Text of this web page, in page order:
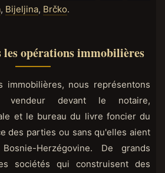
, Bijeljina, Brčko.
les opérations immobilières
immobilières, nous représentons
devant le notaire,
et le bureau du livre foncier du
des parties ou sans qu'elles aient
Herzégovine. De grands
sociétés qui construisent des